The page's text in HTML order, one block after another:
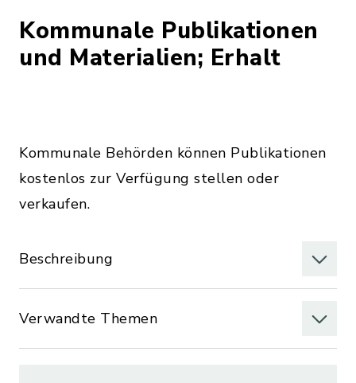
Kommunale Publikationen
und Materialien; Erhalt
Kommunale Behörden können Publikationen
kostenlos zur Verfügung stellen oder
verkaufen.
Beschreibung
Verwandte Themen